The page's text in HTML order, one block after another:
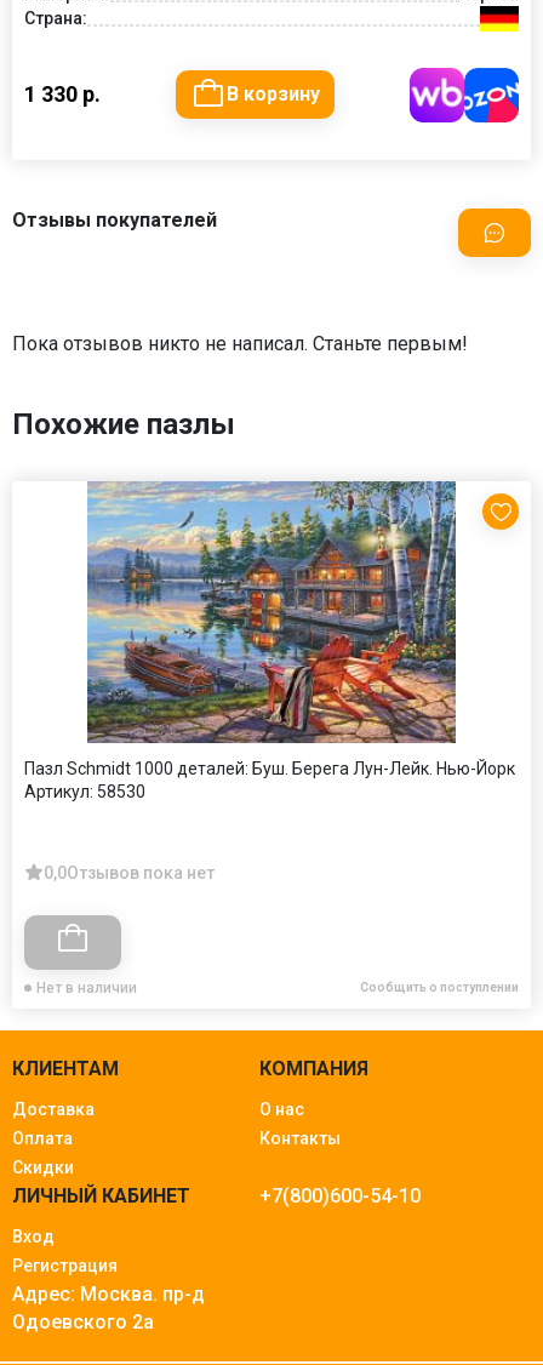
Страна:
1 330 р. В корзину
Отзывы покупателей
Пока отзывов никто не написал. Станьте первым!
Похожие пазлы
Пазл Schmidt 1000 деталей: Буш. Берега Лун-Лейк. Нью-Йорк
Артикул: 58530
0,0Отзывов пока нет
Нет в наличии Сообщить о поступлении
КЛИЕНТАМ
Доставка
Оплата
Скидки
КОМПАНИЯ
О нас
Контакты
ЛИЧНЫЙ КАБИНЕТ
Вход
Регистрация
+7(800)600-54-10
Адрес: Москва. пр-д
Одоевского 2а